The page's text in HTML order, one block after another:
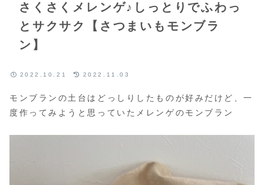
さくさくメレンゲ♪しっとりでふわっ
とサクサク【さつまいもモンブラ
ン】
2022.10.21 2022.11.03
モンブランの土台はどっしりしたものが好みだけど、一
度作ってみようと思っていたメレンゲのモンブラン